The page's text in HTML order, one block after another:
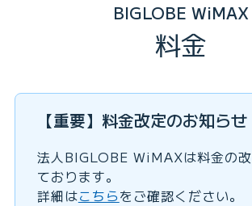
BIGLOBE WiMAX
料金
【重要】料金改定のお知らせ
法人BIGLOBE WiMAXは料金の
ております。
詳細はこちらをご確認ください。